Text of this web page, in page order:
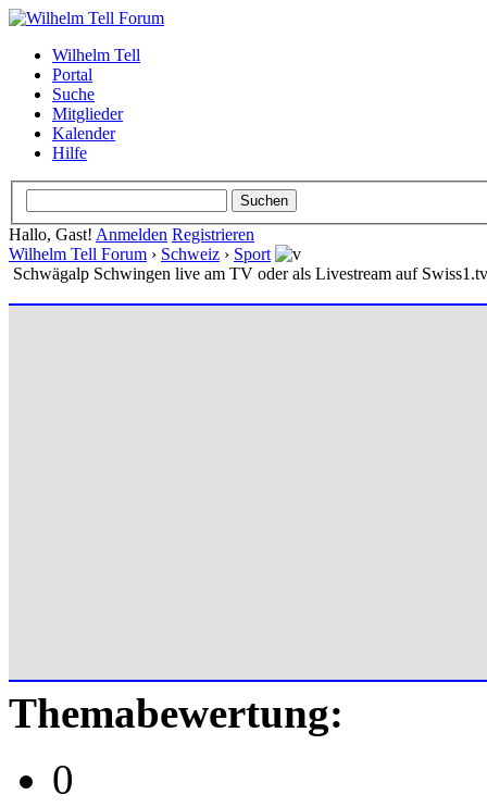
Wilhelm Tell
Portal
Suche
Mitglieder
Kalender
Hilfe
Hallo, Gast! Anmelden Registrieren
Wilhelm Tell Forum › Schweiz › Sport
Schwägalp Schwingen live am TV oder als Livestream auf Swiss1.tv
Themabewertung:
0